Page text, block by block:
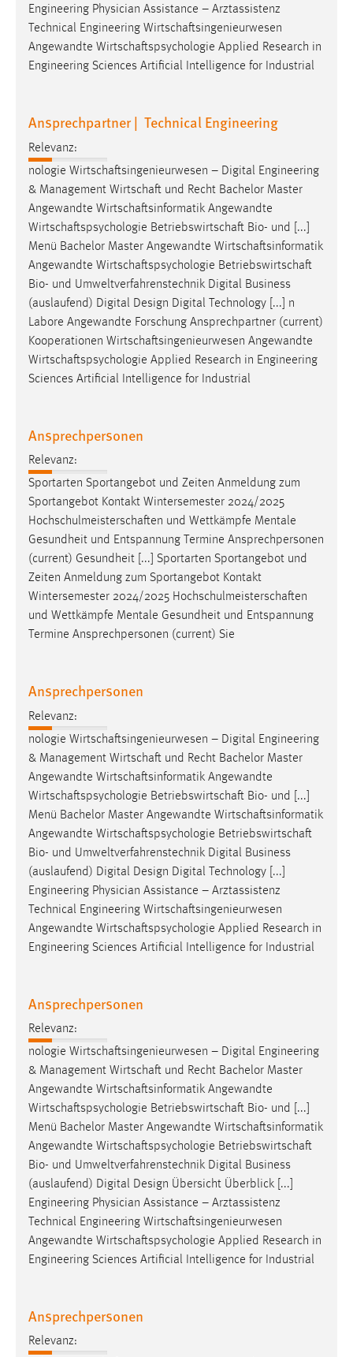
Engineering Physician Assistance – Arztassistenz
Technical Engineering Wirtschaftsingenieurwesen
Angewandte Wirtschaftspsychologie Applied Research in
Engineering Sciences Artificial Intelligence for Industrial
Ansprechpartner | Technical Engineering
Relevanz:
nologie Wirtschaftsingenieurwesen – Digital Engineering
& Management Wirtschaft und Recht Bachelor Master
Angewandte Wirtschaftsinformatik Angewandte
Wirtschaftspsychologie Betriebswirtschaft Bio- und [...]
Menü Bachelor Master Angewandte Wirtschaftsinformatik
Angewandte Wirtschaftspsychologie Betriebswirtschaft
Bio- und Umweltverfahrenstechnik Digital Business
(auslaufend) Digital Design Digital Technology [...] n
Labore Angewandte Forschung Ansprechpartner (current)
Kooperationen Wirtschaftsingenieurwesen Angewandte
Wirtschaftspsychologie Applied Research in Engineering
Sciences Artificial Intelligence for Industrial
Ansprechpersonen
Relevanz:
Sportarten Sportangebot und Zeiten Anmeldung zum
Sportangebot Kontakt Wintersemester 2024/2025
Hochschulmeisterschaften und Wettkämpfe Mentale
Gesundheit und Entspannung Termine Ansprechpersonen
(current) Gesundheit [...] Sportarten Sportangebot und
Zeiten Anmeldung zum Sportangebot Kontakt
Wintersemester 2024/2025 Hochschulmeisterschaften
und Wettkämpfe Mentale Gesundheit und Entspannung
Termine Ansprechpersonen (current) Sie
Ansprechpersonen
Relevanz:
nologie Wirtschaftsingenieurwesen – Digital Engineering
& Management Wirtschaft und Recht Bachelor Master
Angewandte Wirtschaftsinformatik Angewandte
Wirtschaftspsychologie Betriebswirtschaft Bio- und [...]
Menü Bachelor Master Angewandte Wirtschaftsinformatik
Angewandte Wirtschaftspsychologie Betriebswirtschaft
Bio- und Umweltverfahrenstechnik Digital Business
(auslaufend) Digital Design Digital Technology [...]
Engineering Physician Assistance – Arztassistenz
Technical Engineering Wirtschaftsingenieurwesen
Angewandte Wirtschaftspsychologie Applied Research in
Engineering Sciences Artificial Intelligence for Industrial
Ansprechpersonen
Relevanz:
nologie Wirtschaftsingenieurwesen – Digital Engineering
& Management Wirtschaft und Recht Bachelor Master
Angewandte Wirtschaftsinformatik Angewandte
Wirtschaftspsychologie Betriebswirtschaft Bio- und [...]
Menü Bachelor Master Angewandte Wirtschaftsinformatik
Angewandte Wirtschaftspsychologie Betriebswirtschaft
Bio- und Umweltverfahrenstechnik Digital Business
(auslaufend) Digital Design Übersicht Überblick [...]
Engineering Physician Assistance – Arztassistenz
Technical Engineering Wirtschaftsingenieurwesen
Angewandte Wirtschaftspsychologie Applied Research in
Engineering Sciences Artificial Intelligence for Industrial
Ansprechpersonen
Relevanz: